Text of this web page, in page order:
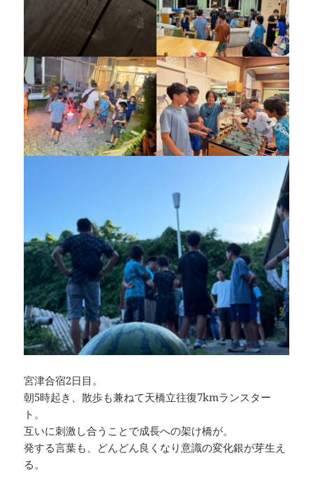
宮津合宿2日目。
朝5時起き、散歩も兼ねて天橋立往復7kmランスター
ト。
互いに刺激し合うことで成長への架け橋が。
発する言葉も、どんどん良くなり意識の変化銀が芽生え
る。